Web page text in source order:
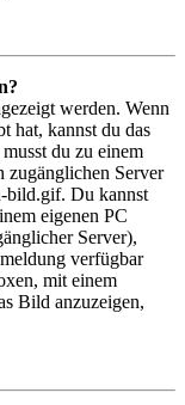
werden. Wenn
hat, kannst du das
du zu einem
Server
bild.gif. Du kannst
eigenen PC
Server),
verfügbar
mit einem
Bild anzuzeigen,